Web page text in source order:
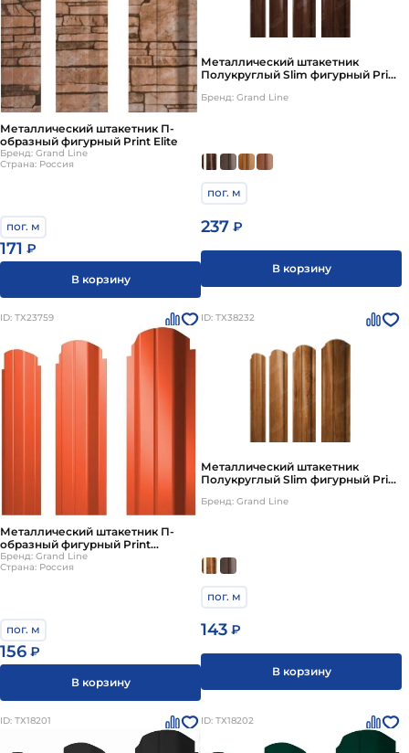
Металлический штакетник П-
образный фигурный Print Elite
Бренд: Grand Line
Страна: Россия
пог. м
171 ₽
В корзину
Металлический штакетник
Полукруглый Slim фигурный Print
Бренд: Grand Line
пог. м
237 ₽
В корзину
ID: ТХ23759
Металлический штакетник П-
образный фигурный Print
Premium
Бренд: Grand Line
Страна: Россия
пог. м
156 ₽
В корзину
ID: ТХ38232
Металлический штакетник
Полукруглый Slim фигурный Print
Бренд: Grand Line
пог. м
143 ₽
В корзину
ID: ТХ18201 ID: ТХ18202